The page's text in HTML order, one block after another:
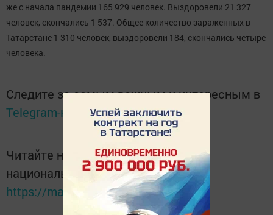
же с начала пандемии 165 929 человек. Выздоровели 21 327
человек, скончались 1 537. Общее количество зараженных в
Татарстане 1 310 человек, выздоровели 184, скончались четыре
человека.
Следите за самым важным и интересным в
Telegram-каналеТатмедиа
Читайте новости Татарстана в
национальном мессенджере MАХ:
https://max.ru/tatmedia